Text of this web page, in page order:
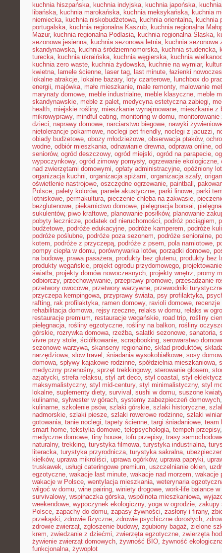
kuchnia hiszpańska, kuchnia indyjska, kuchnia japońska,
libańska, kuchnia marokańska, kuchnia meksykańska, kuchnia
niemiecka, kuchnia niskobudżetowa, kuchnia orientalna, kuchnia
portugalska, kuchnia regionalna Kaszub, kuchnia regionalna
Mazur, kuchnia regionalna Podlasia, kuchnia regionalna Śląska,
sezonowa jesienna, kuchnia sezonowa letnia, kuchnia sezonowa
skandynawska, kuchnia śródziemnomorska, kuchnia studencka,
turecka, kuchnia ukraińska, kuchnia węgierska, kuchnia
kuchnia zero waste, kuchnia żydowska, kuchnie na wymiar,
kwietna, lamele ścienne, laser tag, last minute, łazienki
lokalne atrakcje, lokalne bazary, loty czarterowe, lunchbox do
energii, majówka, małe mieszkanie, małe remonty, malowanie
marynaty domowe, meble industrialne, meble klasyczne, meble
skandynawskie, meble z palet, medycyna estetyczna zabiegi,
health, miejskie rośliny, mieszkanie wynajmowane, mieszkanie z
mikrowyprawy, mindful eating, monitoring w domu, monitorowanie
dzieci, naprawy domowe, narciarstwo biegowe, nawyki
nietolerancje pokarmowe, noclegi pet friendly, noclegi z jacuzzi,
obiady budżetowe, obozy młodzieżowe, obserwacja ptaków,
wodne, odbiór mieszkania, odnawianie drewna, odprawa online,
seniorów, ogród deszczowy, ogród miejski, ogród na parapecie,
wypoczynkowy, ogród zimowy pomysły, ogrzewanie ekologiczne,
nad zwierzętami domowymi, opłaty administracyjne, opóźniony lot
organizacja kuchni, organizacja spiżarni, organizacja szafy,
oświetlenie nastrojowe, oszczędne ogrzewanie, paintball ,
Polsce, palety kolorów, panele akustyczne, parki linowe, parki
lotniskowe, permakultura, pieczenie chleba na zakwasie,
bezglutenowe, piekarnictwo domowe, pielęgnacja bonsai,
sukulentów, piwo kraftowe, planowanie posiłków, planowanie
pobyty lecznicze, podatek od nieruchomości, podróż pociągiem,
budżetowe, podróże edukacyjne, podróże kamperem, podróże
podróże poślubne, podróże poza sezonem, podróże senioralne,
kotem, podróże z przyczepą, podróże z psem, pola namiotowe,
pompy ciepła w domu, porównywarka lotów, porządki domowe,
na budowę, prawa pasażera, produkty bez glutenu, produkty bez
produkty wegańskie, projekt ogrodu przydomowego,
światła, projekty domów nowoczesnych, projekty wnętrz, promy
odbiorczy, przechowywanie, przeprawy promowe, przesadzanie
przetwory owocowe, przetwory warzywne, przewodniki
przyczepa kempingowa, przyprawy świata, psy profilaktyka,
rafting, rak profilaktyka, ramen domowy, ravioli domowe, recenzje
rehabilitacja domowa, rejsy rzeczne, relaks w domu, relaks w
restauracje premium, restauracje wegańskie, road trip, rośliny
pielęgnacja, rośliny egzotyczne, rośliny na balkon, rośliny
górskie, rozrywka domowa, rzeźba, sałatki sezonowe, sanatoria,
vivre przy stole, ściółkowanie, scrapbooking, serowarstwo
sezonowe warzywa, skanseny regionalne, skład produktów,
narzędziowa, slow travel , śniadania wysokobiałkowe, sosy
domowa, spływy kajakowe rodzinne, spółdzielnia mieszkaniowa,
medyczny przenośny, sprzęt trekkingowy, sterowanie głosem,
azjatycki, strefa relaksu, styl art deco, styl coastal , styl
maksymalistyczny, styl mid-century, styl minimalistyczny, styl
lokalne, suplementy diety, survival , sushi w domu, suszone
kulinarne, sylwester w górach, systemy zabezpieczeń domowych
kulinarne, szkolenie psów, szlaki górskie, szlaki historyczne,
nadmorskie, szlaki piesze, szlaki rowerowe rodzinne, szlaki
gotowania, tanie noclegi, tapety ścienne, targi śniadaniowe, team
smart home, tekstylia domowe, telepsychologia, tempeh przepisy
medyczne domowe, tiny house, tofu przepisy, trasy
naturalny, trekking, turystyka filmowa, turystyka industrialna,
literacka, turystyka przyrodnicza, turystyka sakralna,
kiełków, uprawa mikroliści, uprawa ogórków, uprawa papryki,
truskawek, usługi cateringowe premium, uszczelnianie okien,
egzotyczne, wakacje last minute, wakacje nad morzem, wakacje
wakacje w Polsce, wentylacja mieszkania, weterynaria
wilgoć w domu, wine pairing, winiety drogowe, work-life balance w
survivalowy, wspinaczka górska, wspólnota mieszkaniowa,
weekendowe, wypoczynek ekologiczny, yoga w ogrodzie, zakupy
Polsce, zapachy do domu, zapasy żywności, zasłony i firany,
przekąski, zdrowie fizyczne, zdrowie psychiczne dorosłych,
zdrowie zwierząt, zgłoszenie budowy, zgubiony bagaż, zielone
krem, zwiedzanie z dziećmi, zwierzęta egzotyczne, zwierzęta
żywienie zwierząt domowych, żywność BIO, żywność
funkcjonalna, żywopłot